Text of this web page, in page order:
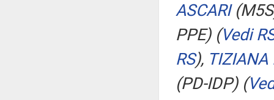
ASCARI
PPE) (Vedi
RS), TIZIANA
(PD-IDP) (